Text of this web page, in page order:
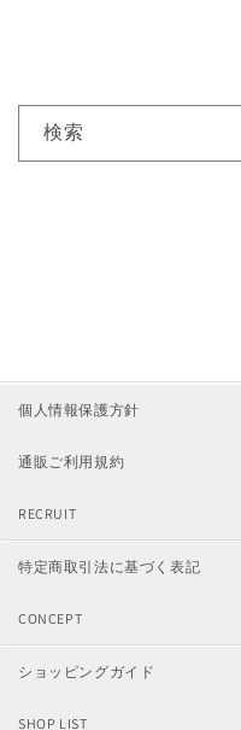
パンツ
スカート
シューズ
アクセサリー
価格からさがす
検索
個人情報保護方針
通販ご利用規約
RECRUIT
特定商取引法に基づく表記
CONCEPT
ショッピングガイド
SHOP LIST